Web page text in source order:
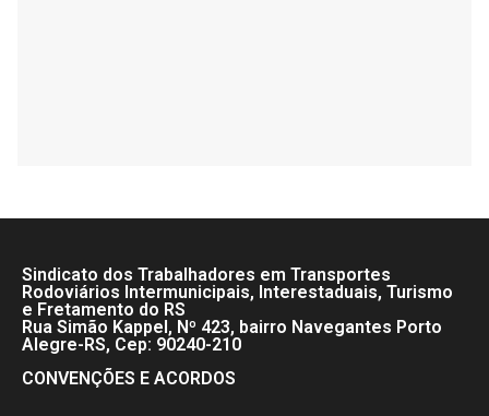
Sindicato dos Trabalhadores em Transportes
Rodoviários Intermunicipais, Interestaduais, Turismo
e Fretamento do RS
Rua Simão Kappel, Nº 423, bairro Navegantes Porto
Alegre-RS, Cep: 90240-210
CONVENÇÕES E ACORDOS